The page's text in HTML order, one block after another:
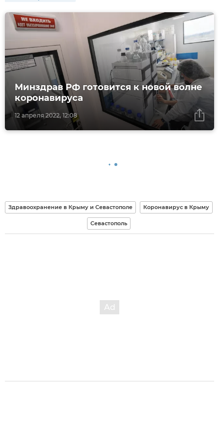
12 апреля 2022, 12:08
Минздрав РФ готовится к новой волне
коронавируса
Здравоохранение в Крыму и Севастополе Коронавирус в Крыму
Севастополь